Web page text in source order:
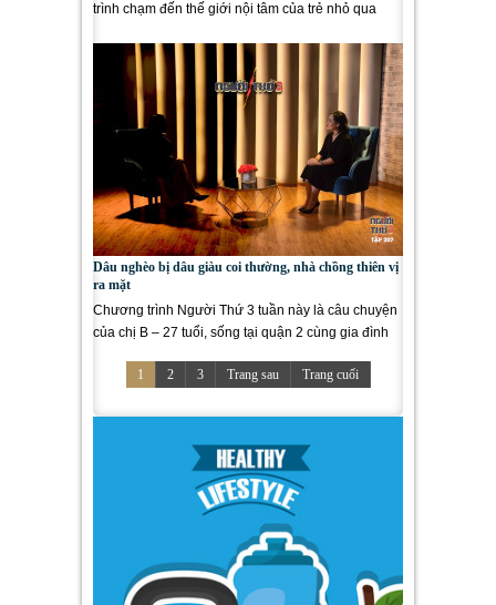
trình chạm đến thế giới nội tâm của trẻ nhỏ qua
Dâu nghèo bị dâu giàu coi thường, nhà chồng thiên vị
ra mặt
Chương trình Người Thứ 3 tuần này là câu chuyện
của chị B – 27 tuổi, sống tại quận 2 cùng gia đình
1
2 3 Trang sau Trang cuối